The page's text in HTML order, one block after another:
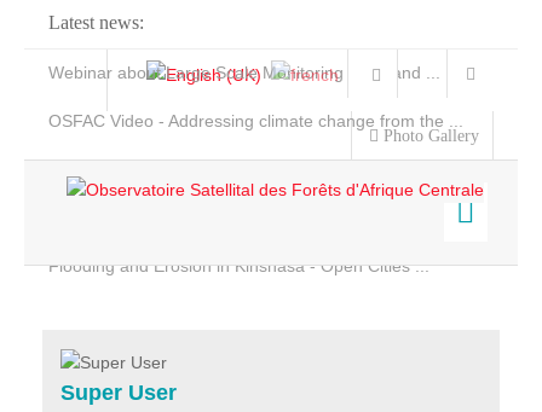
Latest news:
Webinar about Large Scale Monitoring and Land ...
OSFAC Video - Addressing climate change from the ...
Flooding and Erosion in Kinshasa - Open Cities ...
Photo Gallery
Home
Services
Projects
Super User